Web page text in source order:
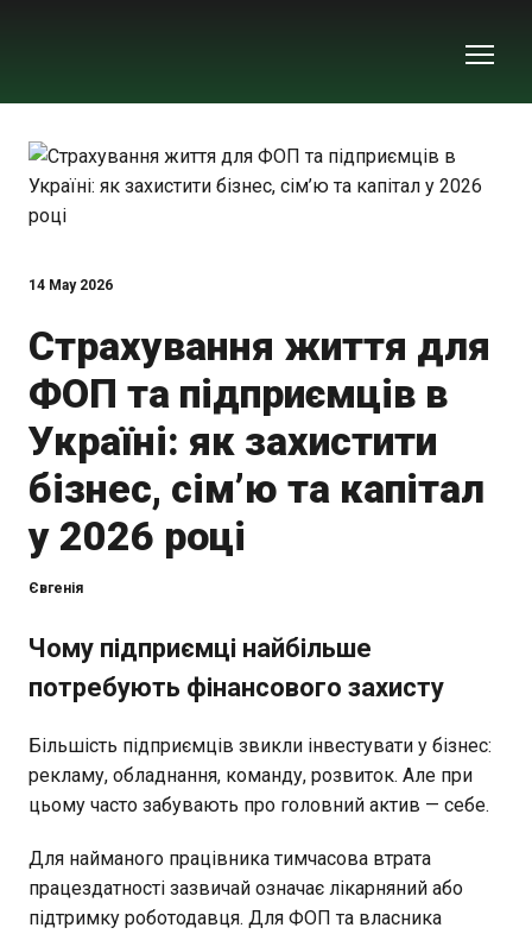
14 May 2026
Страхування життя для
ФОП та підприємців в
Україні: як захистити
бізнес, сім’ю та капітал
у 2026 році
Євгенія
Чому підприємці найбільше
потребують фінансового захисту
Більшість підприємців звикли інвестувати у бізнес:
рекламу, обладнання, команду, розвиток. Але при
цьому часто забувають про головний актив — себе.
Для найманого працівника тимчасова втрата
працездатності зазвичай означає лікарняний або
підтримку роботодавця. Для ФОП та власника